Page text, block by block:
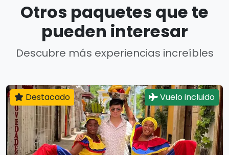
Otros paquetes que te
pueden interesar
Descubre más experiencias increíbles
Destacado Vuelo incluido